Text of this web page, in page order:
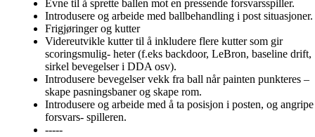
Evne til å sprette ballen mot en pressende forsvarsspiller.
Introdusere og arbeide med ballbehandling i post situasjoner.
Frigjøringer og kutter
Videreutvikle kutter til å inkludere flere kutter som gir
scoringsmulig- heter (f.eks backdoor, LeBron, baseline drift,
sirkel bevegelser i DDA osv).
Introdusere bevegelser vekk fra ball når painten punkteres –
skape pasningsbaner og skape rom.
Introdusere og arbeide med å ta posisjon i posten, og angripe
forsvars- spilleren.
-----